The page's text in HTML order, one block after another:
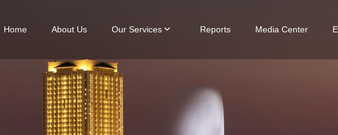
Home About Us Our Services Reports Media Center